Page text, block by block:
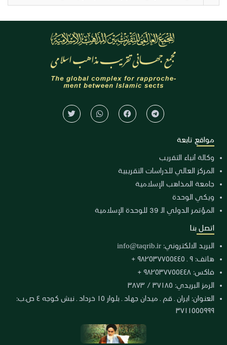
مواقع تابعة
وكالة أنباء التقريب
المركز العالي للدراسات التقريبية
جامعة المذاهب الإسلامية
ويكي الوحدة
المؤتمر الدولي الـ 39 للوحدة الإسلامية
اتصل بنا
البريد الالكتروني: info@taqrib.ir
هاتف: ٩ ـ ٩٨٢٥٣٧٧٥٥٤٤٥ +
فاكس: ٩٨٢٥٣٧٧٥٥٤٤٨ +
الرمز البريدي: ٣٧١٨٥ / ٣٨٧٣
العنوان: ايران ـ قم ـ ميدان جهاد ـ بلوار ١٥ خرداد ـ نبش كوجه ٤ ص.ب:
٣٧١١٥٥٥٩٩٩